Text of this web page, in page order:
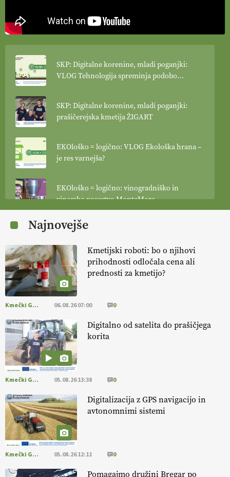
SKP: Digitalne korenine, mladi poganjki:
VLOG Tehnologija spreminja podobo
SKP: Digitalne korenine, mladi poganjki:
prašičerejska kmetija ŽIGART
EKOloško = logično: VLOG Ekološka hrana –
je res varnejša?
EKOloško = logično: vinogradniško in
vinarsko posestvo MonteMoro
EKOloško = logično: ekološka kmetija
EKOloško = logično: ekološka kmetija
HOMAR
EKOloško = logično: VLOG Ekološko
kmetijstvo brez škropljenja?
EKOloško = logično: ekološka kmetija
ALTENBAHER
EKOloško = logično: ekološko oljarstvo
MORGAN
EKOloško = logično: ekološka kmetija
FREŠER
Najnovejše
Kmetijski roboti: bo o njihovi
prihodnosti odločala cena ali
prednosti za kmetijo?
Kmečki Glas 06.08.26 07:00 0
Digitalno od satelita do prašičjega
korita
Kmečki Glas 05.08.26 13:38 0
Digitalizacija z GPS navigacijo in
avtonomnimi sistemi
Kmečki Glas 05.08.26 12:11 0
Pomagajmo družini Bregar po